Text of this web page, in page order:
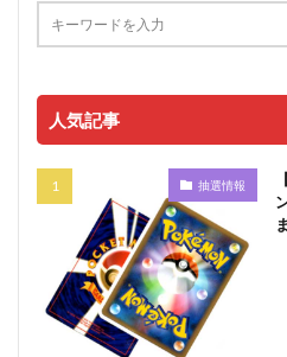
人気記事
抽選情報